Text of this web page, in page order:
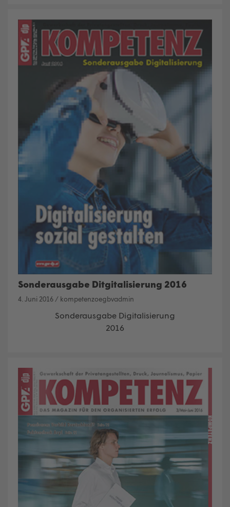
Sonderausgabe Ditgitalisierung 2016
4. Juni 2016 / kompetenzoegbvadmin
Sonderausgabe Digitalisierung
2016